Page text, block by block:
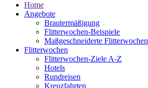
Home
Angebote
Brautermäßigung
Flitterwochen-Beispiele
Maßgeschneiderte Flitterwochen
Flitterwochen
Flitterwochen-Ziele A-Z
Hotels
Rundreisen
Kreuzfahrten